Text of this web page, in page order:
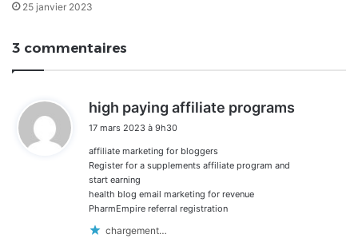
25 janvier 2023
3 commentaires
high paying affiliate programs
17 mars 2023 à 9h30
affiliate marketing for bloggers
Register for a supplements affiliate program and
start earning
health blog email marketing for revenue
PharmEmpire referral registration
chargement…